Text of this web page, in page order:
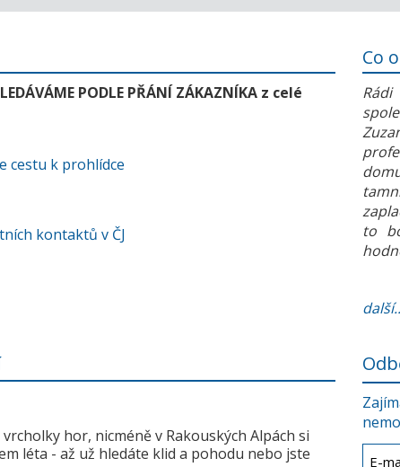
PODLE PŘÁNÍ ZÁKAZNÍKA z celé
cestu k prohlídce
kontaktů v ČJ
Co
to
hor, nicméně v Rakouských Alpách si
léta - až už hledáte klid a pohodu nebo jste